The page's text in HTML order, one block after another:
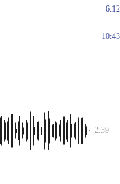
6:12
10:43
-2:39